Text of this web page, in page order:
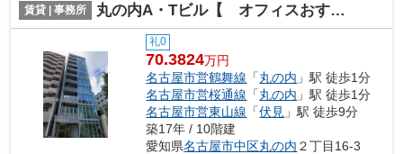
賃貸 | 事務所 丸の内A・Tビル【 オフィスおすすめ 】
礼0
70.3824万円
名古屋市営鶴舞線 「丸の内 」駅 徒歩1分
名古屋市営桜通線 「丸の内 」駅 徒歩1分
名古屋市営東山線 「伏見 」駅 徒歩9分
築17年 / 10階建
愛知県名古屋市中区丸の内 ２丁目16-3